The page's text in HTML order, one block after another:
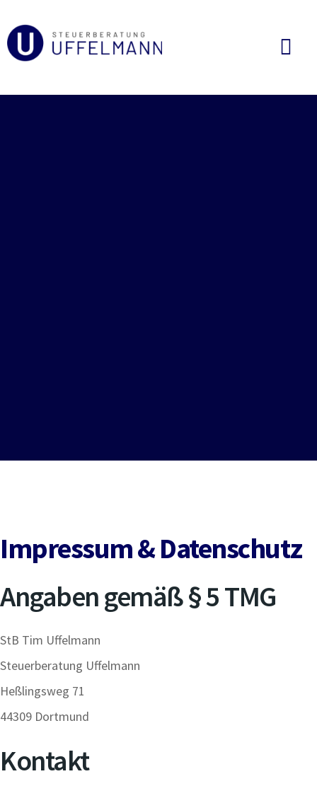
Impressum & Datenschutz
Angaben gemäß § 5 TMG
StB Tim Uffelmann
Steuerberatung Uffelmann
Heßlingsweg 71
44309 Dortmund
Kontakt